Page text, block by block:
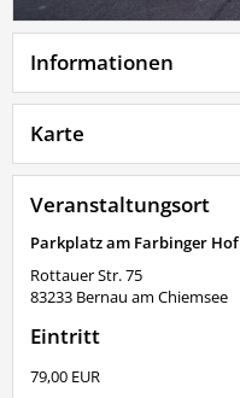
Informationen
Karte
Veranstaltungsort
Parkplatz am Farbinger Hof
Rottauer Str. 75
83233 Bernau am Chiemsee
Eintritt
79,00 EUR